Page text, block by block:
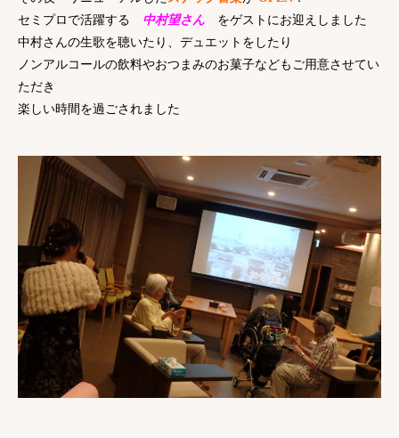
セミプロで活躍する 中村望さん をゲストにお迎えしました
中村さんの生歌を聴いたり、デュエットをしたり
ノンアルコールの飲料やおつまみのお菓子などもご用意させてい
ただき
楽しい時間を過ごされました